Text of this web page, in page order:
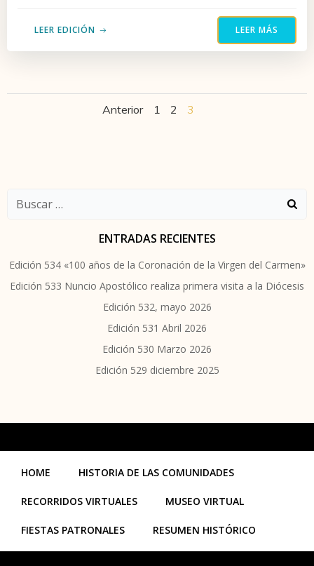
LEER EDICIÓN LEER MÁS
Navegación
Anterior
Navegación
Página
1 Página
2 Página
3
Buscar:
ENTRADAS RECIENTES
Edición 534 «100 años de la Coronación de la Virgen del Carmen»
Edición 533 Nuncio Apostólico realiza primera visita a la Diócesis
Edición 532, mayo 2026
Edición 531 Abril 2026
Edición 530 Marzo 2026
Edición 529 diciembre 2025
HOME HISTORIA DE LAS COMUNIDADES
RECORRIDOS VIRTUALES MUSEO VIRTUAL
FIESTAS PATRONALES RESUMEN HISTÓRICO